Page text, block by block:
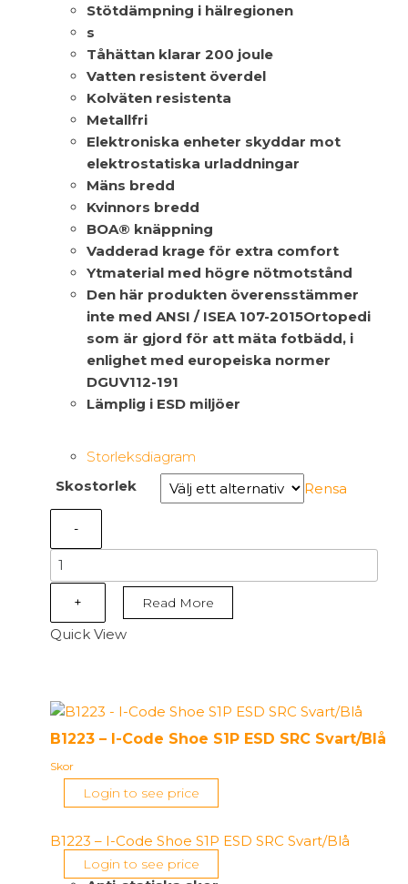
Stötdämpning i hälregionen
s
Tåhättan klarar 200 joule
Vatten resistent överdel
Kolväten resistenta
Metallfri
Elektroniska enheter skyddar mot
elektrostatiska urladdningar
Mäns bredd
Kvinnors bredd
BOA® knäppning
Vadderad krage för extra comfort
Ytmaterial med högre nötmotstånd
Den här produkten överensstämmer
inte med ANSI / ISEA 107-2015Ortopedi
som är gjord för att mäta fotbädd, i
enlighet med europeiska normer
DGUV112-191
Lämplig i ESD miljöer
Storleksdiagram
Skostorlek
Rensa
-
B1219
-
Wire
Shoe
SRC
Svart/Blå
+ Read More
Quick View
B1223 – I-Code Shoe S1P ESD SRC Svart/Blå
Skor
Login to see price
B1223 – I-Code Shoe S1P ESD SRC Svart/Blå
Login to see price